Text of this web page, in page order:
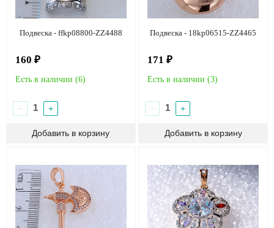
Подвеска - ffkp08800-ZZ4488
160 ₽
Есть в наличии (6)
− +
Подвеска - 18kp06515-ZZ4465
171 ₽
Есть в наличии (3)
− +